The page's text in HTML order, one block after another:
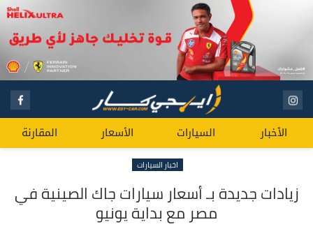
الأخبار السيارات الأسعار المقارنة
اخبار السيارات
زيادات جديدة بـ أسعار سيارات جاك الصينية في
مصر مع بداية يونيو